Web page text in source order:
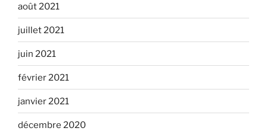
août 2021
juillet 2021
juin 2021
février 2021
janvier 2021
décembre 2020